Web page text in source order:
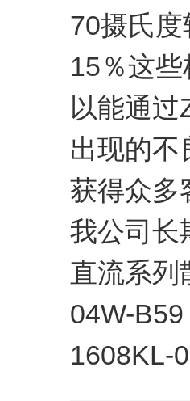
70摄氏
15％这
以能通
出现的不
获得众多
我公司长
直流系列
04W-
1608KL-